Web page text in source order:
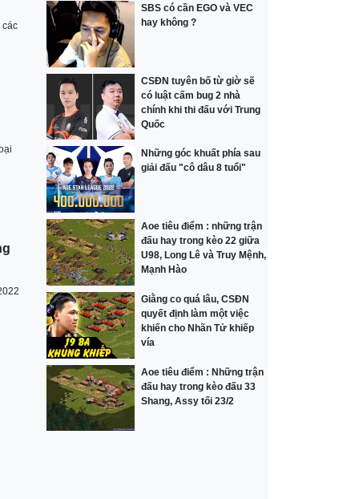
các
SBS có cần EGO và VEC
hay không ?
CSĐN tuyên bố từ giờ sẽ
có luật cấm bug 2 nhà
chính khi thi đấu với Trung
Quốc
Những góc khuất phía sau
giải đấu "cô dâu 8 tuổi"
Aoe tiêu điểm : những trận
đấu hay trong kèo 22 giữa
U98, Long Lê và Truy Mệnh,
Mạnh Hào
Giằng co quá lâu, CSĐN
quyết định làm một việc
khiến cho Nhãn Tử khiếp
vía
Aoe tiêu điểm : Những trận
đấu hay trong kèo đấu 33
Shang, Assy tối 23/2